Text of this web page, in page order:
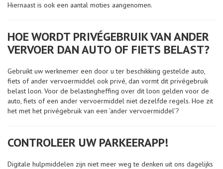
Hiernaast is ook een aantal moties aangenomen.
HOE WORDT PRIVÉGEBRUIK VAN ANDER
VERVOER DAN AUTO OF FIETS BELAST?
Gebruikt uw werknemer een door u ter beschikking gestelde auto,
fiets of ander vervoermiddel ook privé, dan vormt dit privégebruik
belast loon. Voor de belastingheffing over dit loon gelden voor de
auto, fiets of een ander vervoermiddel niet dezelfde regels. Hoe zit
het met het privégebruik van een ‘ander vervoermiddel’?
CONTROLEER UW PARKEERAPP!
Digitale hulpmiddelen zijn niet meer weg te denken uit ons dagelijks